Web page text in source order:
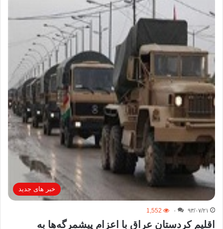
خبر های جدید
۹۳/۰۷/۲۱ ۰ 1,552
اقلیم کردستان عراق با اعزام پیشمرگه‌ها به